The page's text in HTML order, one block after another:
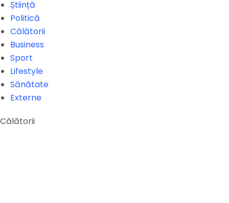
Știință
Politică
Călătorii
Business
Sport
Lifestyle
Sănătate
Externe
Călătorii